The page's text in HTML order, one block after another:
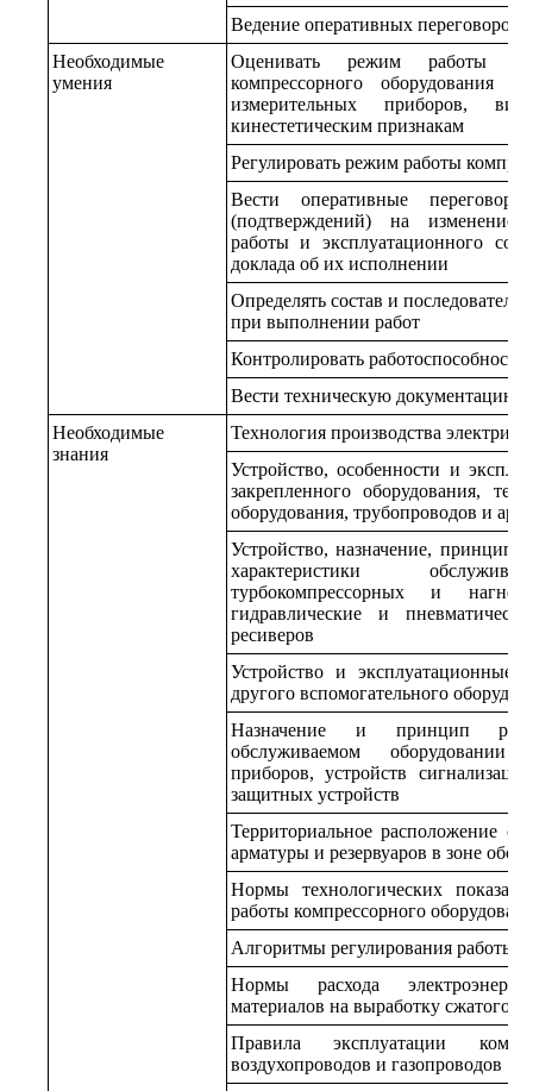
Ведение оперативных переговоров
Необходимые
умения
Оценивать режим работы и
компрессорного оборудования
измерительных приборов,
кинестетическим признакам
Регулировать режим работы
Вести оперативные
(подтверждений) на изменение
работы и эксплуатационного
доклада об их исполнении
Определять состав и
при выполнении работ
Контролировать
Вести техническую документацию
Необходимые
знания
Технология производства
Устройство, особенности и
закрепленного оборудования,
оборудования, трубопроводов и
Устройство, назначение, принцип
характеристики
турбокомпрессорных и
гидравлические и
ресиверов
Устройство и эксплуатационные
другого вспомогательного
Назначение и принцип
обслуживаемом оборудовании
приборов, устройств
защитных устройств
Территориальное расположение
арматуры и резервуаров в зоне
Нормы технологических
работы компрессорного
Алгоритмы регулирования работы
Нормы расхода
материалов на выработку сжатого
Правила эксплуатации
воздухопроводов и газопроводов